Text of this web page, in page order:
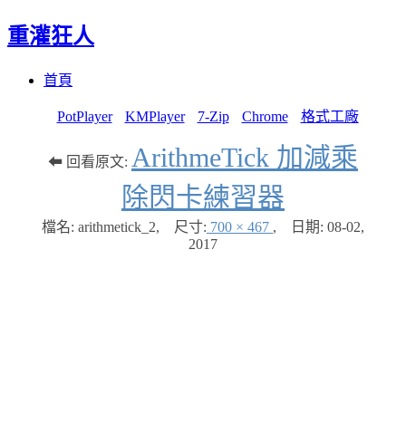
重灌狂人
首頁
PotPlayer KMPlayer 7-Zip Chrome 格式工廠
⬅ 回看原文: ArithmeTick 加減乘
除閃卡練習器
檔名: arithmetick_2, 尺寸: 700 × 467 , 日期: 08-02,
2017